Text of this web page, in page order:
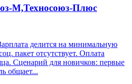
М,Техносоюз-Плюс
делится на минимальную
пакет отсутствует. Оплата
Сценарий для новичков: первые
общает...